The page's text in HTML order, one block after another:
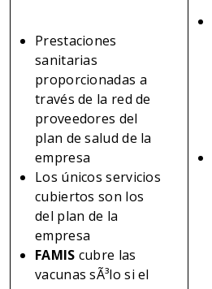
Prestaciones
sanitarias
proporcionadas a
través de la red de
proveedores del
plan de salud de la
empresa
Los únicos servicios
cubiertos son los
del plan de la
empresa
FAMIS cubre las
vacunas sÃ³lo si el